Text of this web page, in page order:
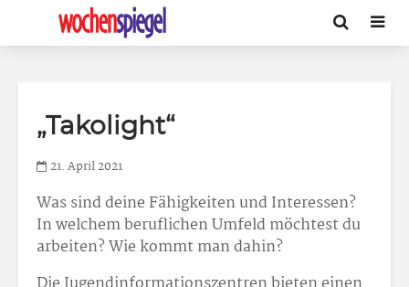
„Takolight“
21. April 2021
Was sind deine Fähigkeiten und Interessen?
In welchem beruflichen Umfeld möchtest du
arbeiten? Wie kommt man dahin?